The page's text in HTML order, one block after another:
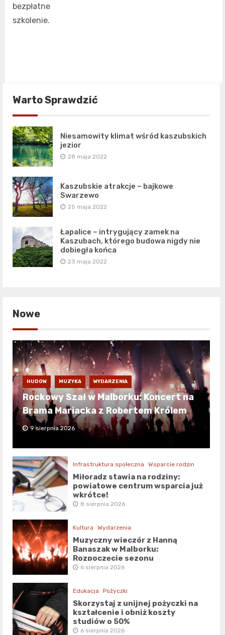
bezpłatne
szkolenie.
Warto Sprawdzić
Niesamowity klimat wśród kaszubskich
jezior
28 maja 2022
Kaszubskie atrakcje – bajkowe
Swarzewo
25 maja 2022
Łapalice – intrygujący zamek na
Kaszubach, którego budowa nigdy nie
dobiegła końca
23 maja 2022
Nowe
HUDOW MUZYKA WYDARZENIA
Rockowy Szał w Malborku: Koncert na
Brama Mariacka z Robertem Królem
9 sierpnia 2026
Infrastruktura społeczna Wsparcie rodzin
Miłoradz stawia na rodziny:
powiatowe centrum wsparcia już
wkrótce!
8 sierpnia 2026
Kultura Wydarzenia
Muzyczny wieczór z Hanną
Banaszak w Malborku:
Rozpoczęcie sezonu
kulturalnego!
6 sierpnia 2026
Edukacja Pożyczki
Skorzystaj z unijnej pożyczki na
kształcenie i obniż koszty
studiów o 50%
6 sierpnia 2026